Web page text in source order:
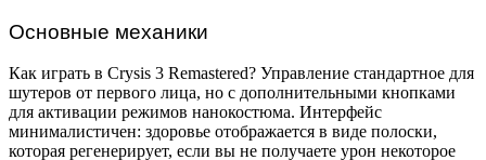
Основные механики
Как играть в Crysis 3 Remastered? Управление стандартное для
шутеров от первого лица, но с дополнительными кнопками
для активации режимов нанокостюма. Интерфейс
минималистичен: здоровье отображается в виде полоски,
которая регенерирует, если вы не получаете урон некоторое